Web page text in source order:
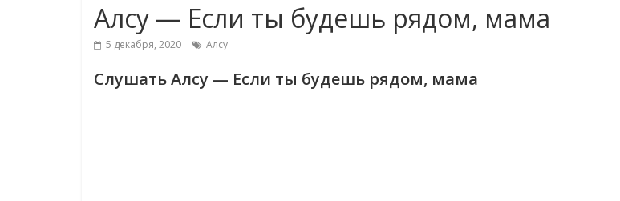
Алсу — Если ты будешь рядом, мама
5 декабря, 2020 Алсу
Слушать Алсу — Если ты будешь рядом, мама